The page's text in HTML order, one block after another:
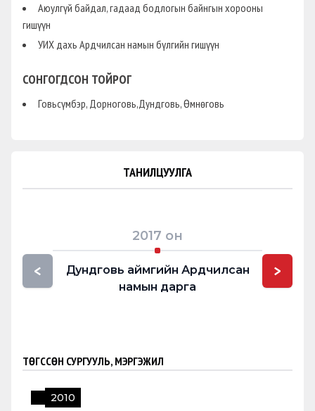
Аюулгүй байдал, гадаад бодлогын байнгын хорооны
гишүүн
УИХ дахь Ардчилсан намын бүлгийн гишүүн
СОНГОГДСОН ТОЙРОГ
Говьсүмбэр, Дорноговь,Дундговь, Өмнөговь
ТАНИЛЦУУЛГА
<
2017 он
Дундговь аймгийн Ардчилсан
намын дарга
>
ТӨГССӨН СУРГУУЛЬ, МЭРГЭЖИЛ
2010